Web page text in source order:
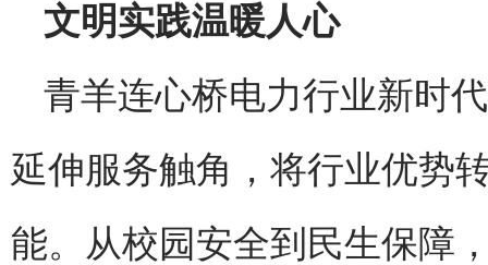
文明实践温暖人心
青羊连心桥电力行业新时
延伸服务触角，将行业优势
能。从校园安全到民生保障